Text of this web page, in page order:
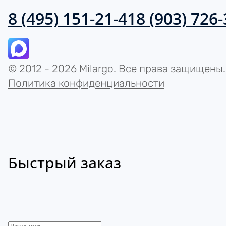
8 (495) 151-21-418 (903)
© 2012 - 2026 Milargo. Все права защищены.
Политика конфиденциальности
Быстрый заказ